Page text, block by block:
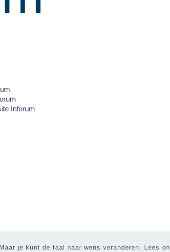
je kunt de taal naar wens veranderen. Lees
Inforum